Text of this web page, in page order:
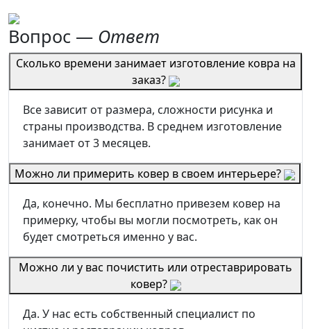
Вопрос — Ответ
Сколько времени занимает изготовление ковра на
заказ?
Все зависит от размера, сложности рисунка и
страны производства. В среднем изготовление
занимает от 3 месяцев.
Можно ли примерить ковер в своем интерьере?
Да, конечно. Мы бесплатно привезем ковер на
примерку, чтобы вы могли посмотреть, как он
будет смотреться именно у вас.
Можно ли у вас почистить или отреставрировать
ковер?
Да. У нас есть собственный специалист по